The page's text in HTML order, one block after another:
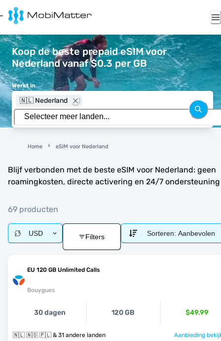
Koop de beste prepaid eSIM voor
Nederland vanaf $0.3 per GB
Werkt in
🇳🇱 Nederland
Home eSIM voor Nederland
Blijf verbonden met de beste eSIM voor Nederland: geen
roamingkosten, directe activering en 24/7 ondersteuning
69 producten
USD Filters Sorteren: Aanbevolen
EU 120 GB Unlimited Calls
Bouygues
30 dagen 120 GB $49.99
🇳🇱 🇳🇴 🇵🇱 & 31 andere landen Aanbieding